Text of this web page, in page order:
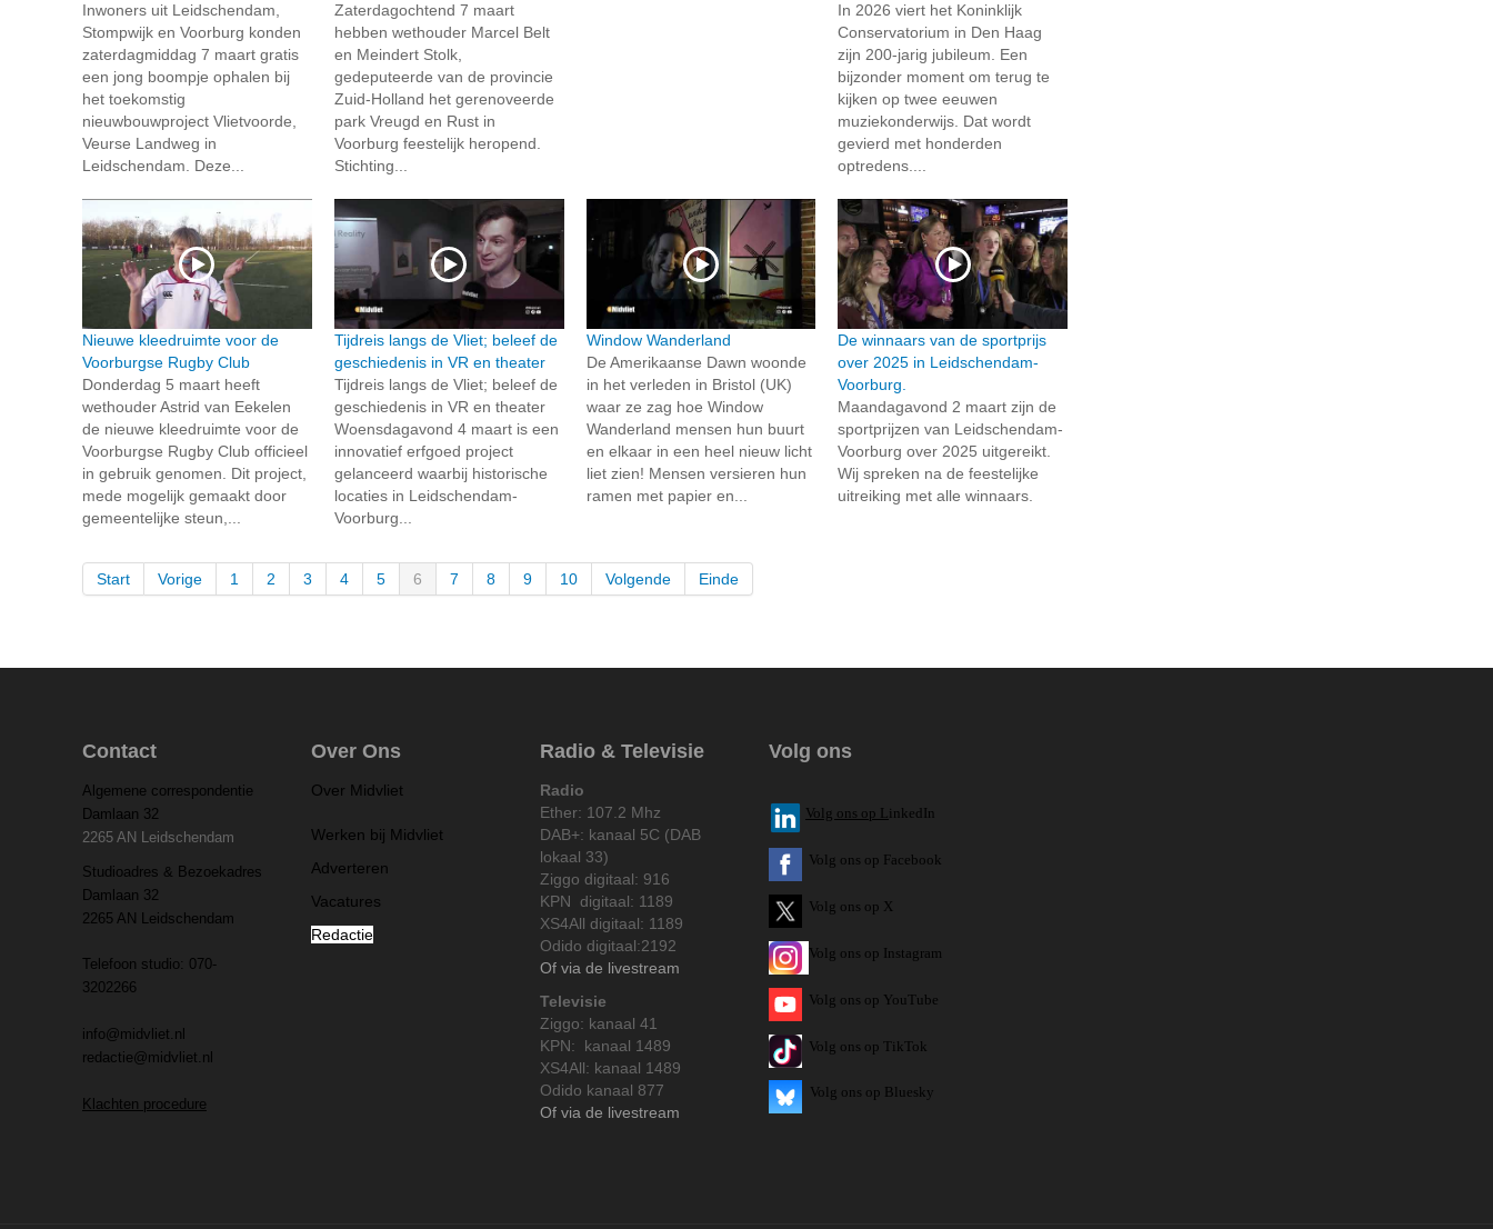
Inwoners uit Leidschendam,
Stompwijk en Voorburg konden
zaterdagmiddag 7 maart gratis
een jong boompje ophalen bij
het toekomstig
nieuwbouwproject Vlietvoorde,
Veurse Landweg in
Leidschendam. Deze...
Zaterdagochtend 7 maart
hebben wethouder Marcel Belt
en Meindert Stolk,
gedeputeerde van de provincie
Zuid-Holland het gerenoveerde
park Vreugd en Rust in
Voorburg feestelijk heropend.
Stichting...
In 2026 viert het Koninklijk
Conservatorium in Den Haag
zijn 200-jarig jubileum. Een
bijzonder moment om terug te
kijken op twee eeuwen
muziekonderwijs. Dat wordt
gevierd met honderden
optredens....
Nieuwe kleedruimte voor de
Voorburgse Rugby Club
Donderdag 5 maart heeft
wethouder Astrid van Eekelen
de nieuwe kleedruimte voor de
Voorburgse Rugby Club officieel
in gebruik genomen. Dit project,
mede mogelijk gemaakt door
gemeentelijke steun,...
Tijdreis langs de Vliet; beleef de
geschiedenis in VR en theater
Tijdreis langs de Vliet; beleef de
geschiedenis in VR en theater
Woensdagavond 4 maart is een
innovatief erfgoed project
gelanceerd waarbij historische
locaties in Leidschendam-
Voorburg...
Window Wanderland
De Amerikaanse Dawn woonde
in het verleden in Bristol (UK)
waar ze zag hoe Window
Wanderland mensen hun buurt
en elkaar in een heel nieuw licht
liet zien! Mensen versieren hun
ramen met papier en...
De winnaars van de sportprijs
over 2025 in Leidschendam-
Voorburg.
Maandagavond 2 maart zijn de
sportprijzen van Leidschendam-
Voorburg over 2025 uitgereikt.
Wij spreken na de feestelijke
uitreiking met alle winnaars.
Start Vorige 1 2 3 4 5 6 7 8 9 10 Volgende Einde
Contact
Algemene correspondentie
Damlaan 32
2265 AN Leidschendam
Studioadres & Bezoekadres
Damlaan 32
2265 AN Leidschendam
Telefoon studio: 070-
3202266
info@midvliet.nl
redactie@midvliet.nl
Klachten procedure
Over Ons
Over Midvliet
Werken bij Midvliet
Adverteren
Vacatures
Redactie
Radio & Televisie
Radio
Ether: 107.2 Mhz
DAB+: kanaal 5C (DAB
lokaal 33)
Ziggo digitaal: 916
KPN digitaal: 1189
XS4All digitaal: 1189
Odido digitaal:2192
Of via de livestream
Televisie
Ziggo: kanaal 41
KPN: kanaal 1489
XS4All: kanaal 1489
Odido kanaal 877
Of via de livestream
Volg ons
Volg ons op L inkedIn
Volg ons op Facebook
Volg ons op X
Volg ons op Instagram
Volg ons op YouTube
Volg ons op TikTok
Volg ons op Bluesky